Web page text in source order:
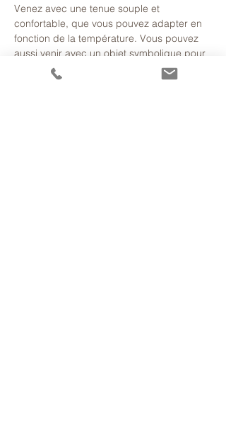
Venez avec une tenue souple et
confortable, que vous pouvez adapter en
fonction de la température. Vous pouvez
aussi venir avec un objet symbolique pour
vous accompagner et vous soutenir. Je me
réjouis de vous accueillir dans cet espace !